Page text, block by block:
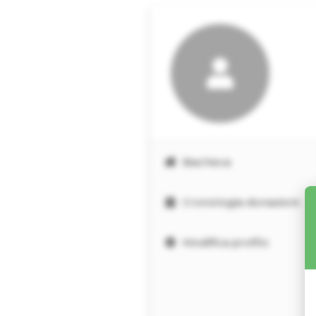
Bacheca
Cronologia donazioni
Modifica profilo